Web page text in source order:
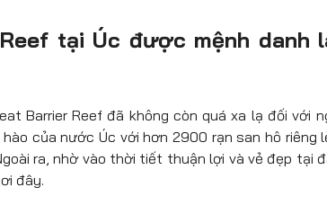
tại Úc được mệnh danh
Barrier Reef đã không còn quá xa lạ đối với
của nước Úc với hơn 2900 rạn san hô
ra, nhờ vào thời tiết thuận lợi và vẻ đẹp tại
đây.